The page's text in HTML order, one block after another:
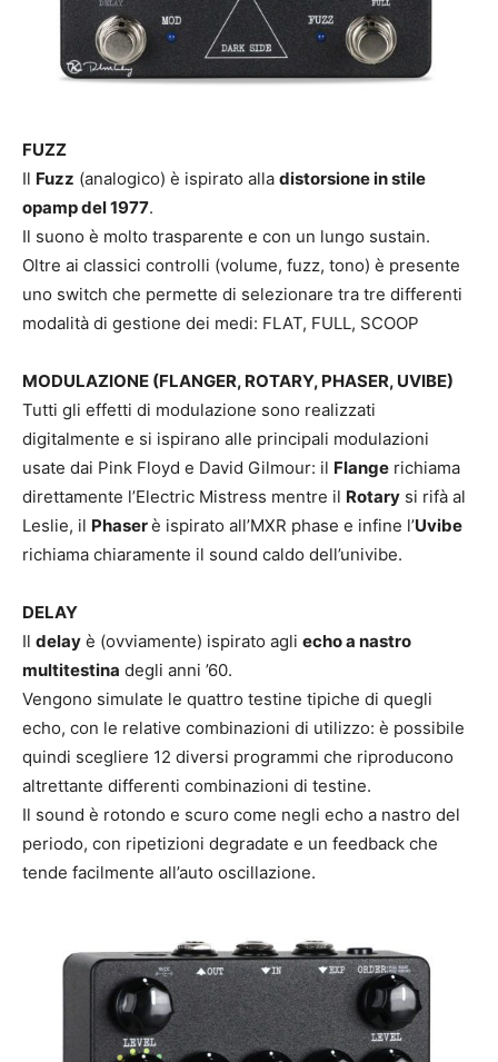
FUZZ
Il Fuzz (analogico) è ispirato alla distorsione in stile
opamp del 1977.
Il suono è molto trasparente e con un lungo sustain.
Oltre ai classici controlli (volume, fuzz, tono) è presente
uno switch che permette di selezionare tra tre differenti
modalità di gestione dei medi: FLAT, FULL, SCOOP
MODULAZIONE (FLANGER, ROTARY, PHASER, UVIBE)
Tutti gli effetti di modulazione sono realizzati
digitalmente e si ispirano alle principali modulazioni
usate dai Pink Floyd e David Gilmour: il Flange richiama
direttamente l’Electric Mistress mentre il Rotary si rifà al
Leslie, il Phaserè ispirato all’MXR phase e infine l’Uvibe
richiama chiaramente il sound caldo dell’univibe.
DELAY
Il delay è (ovviamente) ispirato agli echo a nastro
multitestina degli anni ’60.
Vengono simulate le quattro testine tipiche di quegli
echo, con le relative combinazioni di utilizzo: è possibile
quindi scegliere 12 diversi programmi che riproducono
altrettante differenti combinazioni di testine.
Il sound è rotondo e scuro come negli echo a nastro del
periodo, con ripetizioni degradate e un feedback che
tende facilmente all’auto oscillazione.